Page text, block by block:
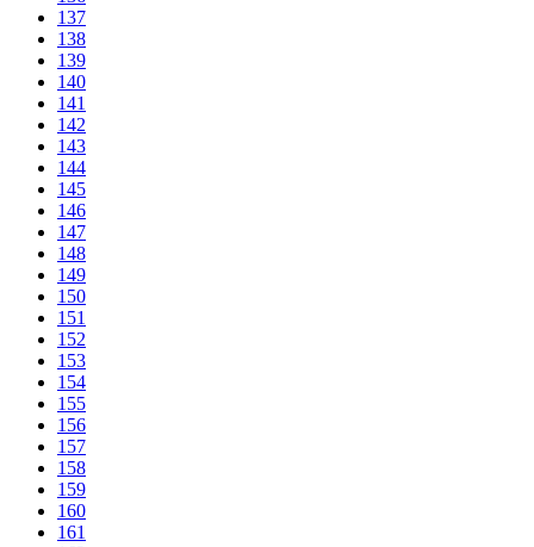
137
138
139
140
141
142
143
144
145
146
147
148
149
150
151
152
153
154
155
156
157
158
159
160
161